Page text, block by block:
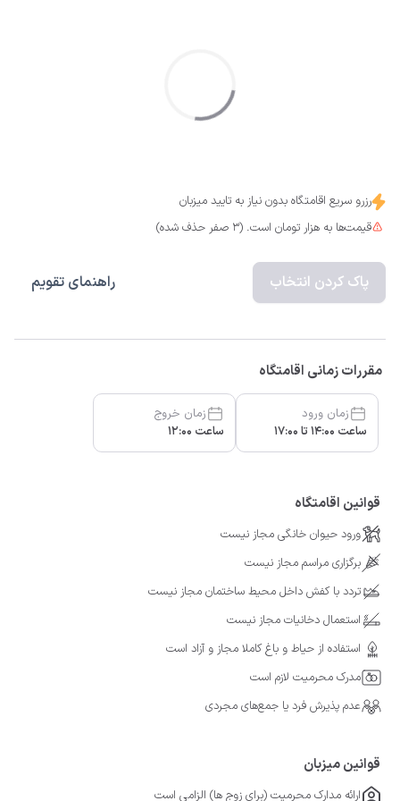
رزرو سریع اقامتگاه بدون نیاز به تایید میزبان
قیمت‌ها به هزار تومان است. (3 صفر حذف شده)
پاک کردن انتخاب راهنمای تقویم
مقررات زمانی اقامتگاه
زمان ورود
ساعت 14:00 تا 17:00
زمان خروج
ساعت 12:00
قوانین اقامتگاه
ورود حیوان خانگی مجاز نیست
برگزاری مراسم مجاز نیست
تردد با کفش داخل محیط ساختمان مجاز نیست
استعمال دخانیات مجاز نیست
استفاده از حیاط و باغ کاملا مجاز و آزاد است
مدرک محرمیت لازم است
عدم پذیرش فرد یا جمع‌های مجردی
قوانین میزبان
ارائه مدارک محرمیت (برای زوج ها) الزامی است